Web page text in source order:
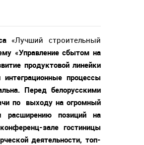
«Лучший строительный
«Управление сбытом на
продуктовой линейки
процессы
Перед белорусскими
по выходу на огромный
позиций на
зале гостиницы
деятельности, топ-